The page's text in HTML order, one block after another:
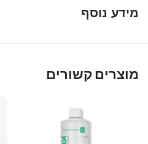
מידע נוסף
מוצרים קשורים